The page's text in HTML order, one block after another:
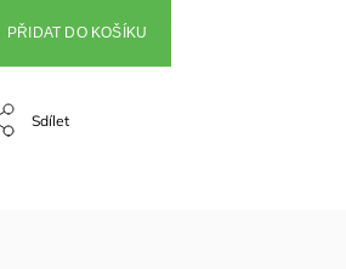
PŘIDAT DO KOŠÍKU
Sdílet